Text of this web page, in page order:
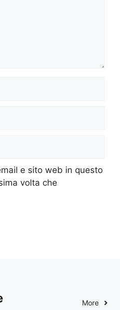
e sito web in questo
volta che
More